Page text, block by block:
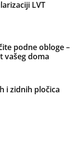
LVT
podne obloge –
vašeg doma
i zidnih pločica